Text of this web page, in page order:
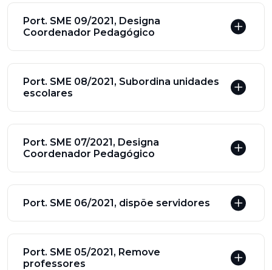
Port. SME 09/2021, Designa
Coordenador Pedagógico
Port. SME 08/2021, Subordina unidades
escolares
Port. SME 07/2021, Designa
Coordenador Pedagógico
Port. SME 06/2021, dispõe servidores
Port. SME 05/2021, Remove
professores